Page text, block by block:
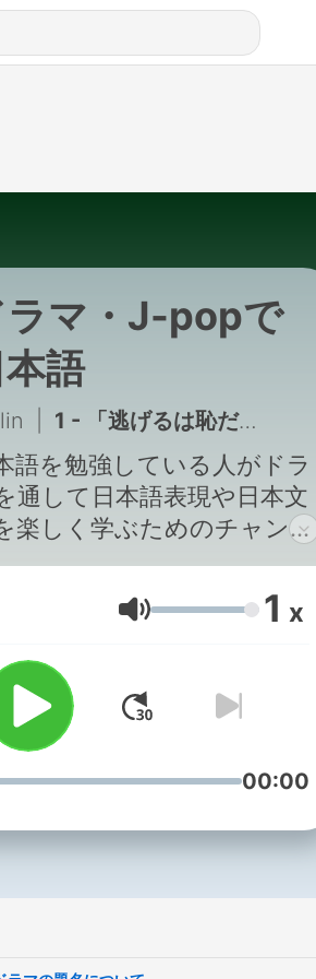
ラマ・J-popで
本語
1 - 「逃げるは恥だが役に立つ」というドラマの題名について
語を勉強している人がドラ
通して日本語表現や日本文
楽しく学ぶためのチャンネ
す。
音量 1 x
00:00